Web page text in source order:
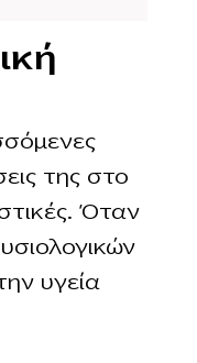
της στο
Όταν
υγεία